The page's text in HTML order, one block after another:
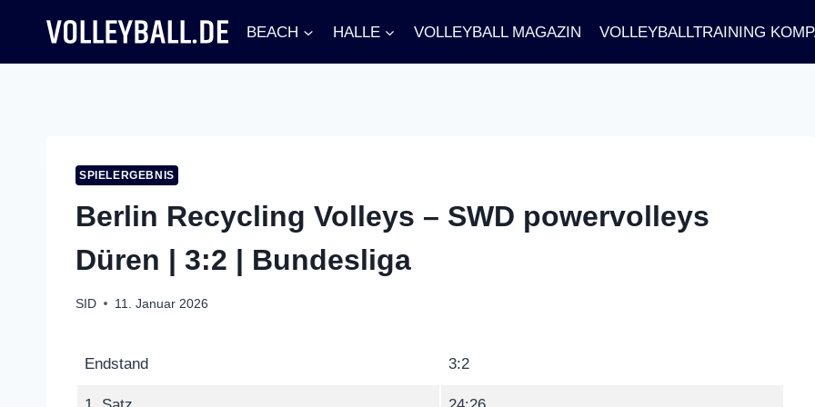
springen
BEACH HALLE VOLLEYBALL MAGAZIN VOLLEYBALLTRAINING
SPIELERGEBNIS
Berlin Recycling Volleys – SWD powervolleys
Düren | 3:2 | Bundesliga
SID 11. Januar 2026
Endstand 3:2